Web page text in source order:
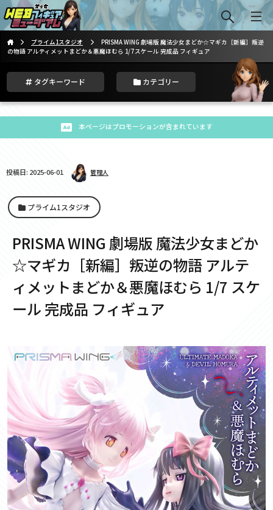
プライム1スタジオ
PRISMA WING 劇場版 魔法少女まどか☆マギカ［新編］叛逆
の物語 アルティメットまどか＆悪魔ほむら 1/7 スケール 完成品 フィギュア
タグキーワード カテゴリー
本ページはプロモーションが含まれています
投稿日: 2025-06-01 管理人
プライム1スタジオ
PRISMA WING 劇場版 魔法少女まどか
☆マギカ［新編］叛逆の物語 アルテ
ィメットまどか＆悪魔ほむら 1/7 スケ
ール 完成品 フィギュア